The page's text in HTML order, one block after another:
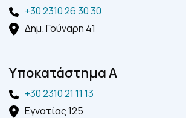
+30 2310 26 30 30
Δημ. Γούναρη 41
Yποκατάστημα A
+30 2310 21 11 13
Εγνατίας 125